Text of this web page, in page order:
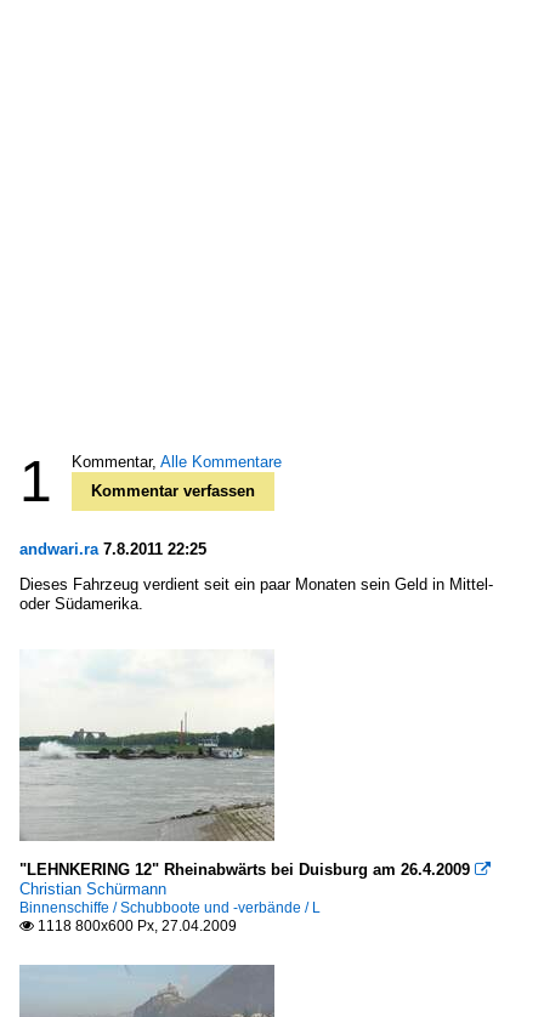
1 Kommentar, Alle Kommentare
Kommentar verfassen
andwari.ra 7.8.2011 22:25
Dieses Fahrzeug verdient seit ein paar Monaten sein Geld in Mittel-
oder Südamerika.
"LEHNKERING 12" Rheinabwärts bei Duisburg am 26.4.2009 
Christian Schürmann
Binnenschiffe / Schubboote und -verbände / L
 1118 800x600 Px, 27.04.2009